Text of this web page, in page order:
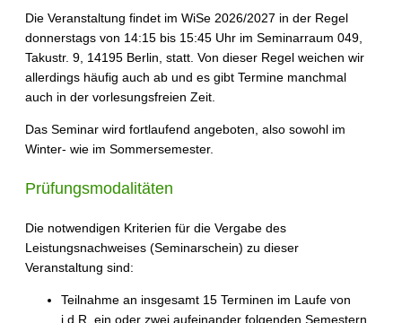
Die Veranstaltung findet im WiSe 2026/2027 in der Regel
donnerstags von 14:15 bis 15:45 Uhr im Seminarraum 049,
Takustr. 9, 14195 Berlin, statt. Von dieser Regel weichen wir
allerdings häufig auch ab und es gibt Termine manchmal
auch in der vorlesungsfreien Zeit.
Das Seminar wird fortlaufend angeboten, also sowohl im
Winter- wie im Sommersemester.
Prüfungsmodalitäten
Die notwendigen Kriterien für die Vergabe des
Leistungsnachweises (Seminarschein) zu dieser
Veranstaltung sind:
Teilnahme an insgesamt 15 Terminen im Laufe von
i.d.R. ein oder zwei aufeinander folgenden Semestern